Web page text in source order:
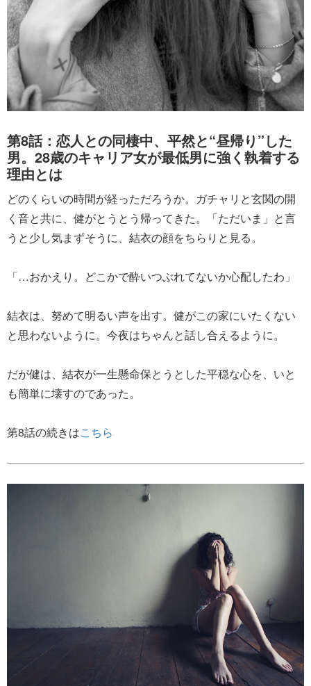
第8話：恋人との同棲中、平然と“昼帰り”した
男。28歳のキャリア女が最低男に強く執着する
理由とは
どのくらいの時間が経っただろうか。ガチャリと玄関の開
く音と共に、健がとうとう帰ってきた。「ただいま」と言
うと少し気まずそうに、結衣の顔をちらりと見る。
「…おかえり。どこかで酔いつぶれてないか心配したわ」
結衣は、努めて明るい声を出す。健がこの家にいたくない
と思わないように。今夜はちゃんと話し合えるように。
だが健は、結衣が一生懸命保とうとした平穏な心を、いと
も簡単に壊すのであった。
第8話の続きはこちら